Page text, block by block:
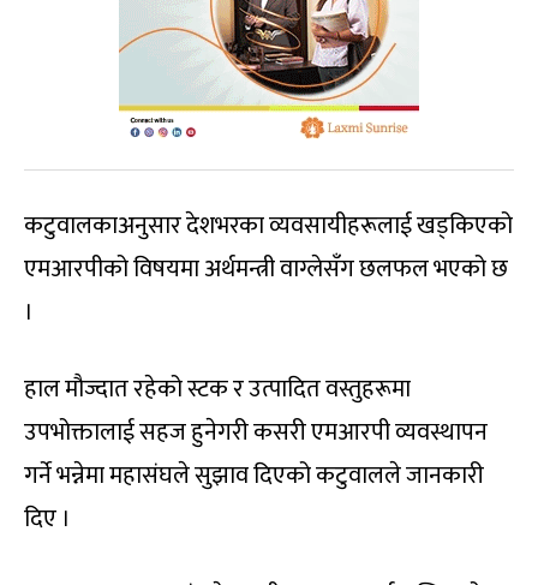
कटुवालकाअनुसार देशभरका व्यवसायीहरूलाई खड्किएको
एमआरपीको विषयमा अर्थमन्त्री वाग्लेसँग छलफल भएको छ
।
हाल मौज्दात रहेको स्टक र उत्पादित वस्तुहरूमा
उपभोक्तालाई सहज हुनेगरी कसरी एमआरपी व्यवस्थापन
गर्ने भन्नेमा महासंघले सुझाव दिएको कटुवालले जानकारी
दिए ।